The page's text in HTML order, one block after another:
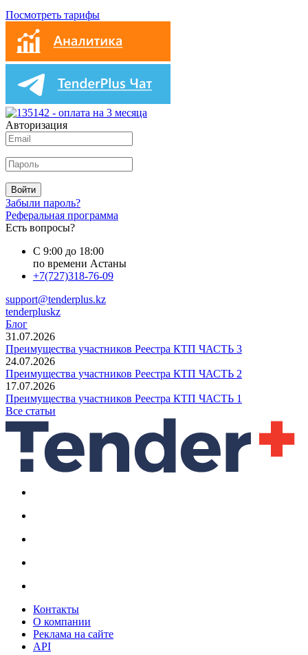
Посмотреть тарифы
Авторизация
Войти
Забыли пароль?
Реферальная программа
Есть вопросы?
С 9:00 до 18:00
по времени Астаны
+7(727)318-76-09
support@tenderplus.kz
tenderpluskz
Блог
31.07.2026
Преимущества участников Реестра КТП ЧАСТЬ 3
24.07.2026
Преимущества участников Реестра КТП ЧАСТЬ 2
17.07.2026
Преимущества участников Реестра КТП ЧАСТЬ 1
Все статьи
Контакты
О компании
Реклама на сайте
API